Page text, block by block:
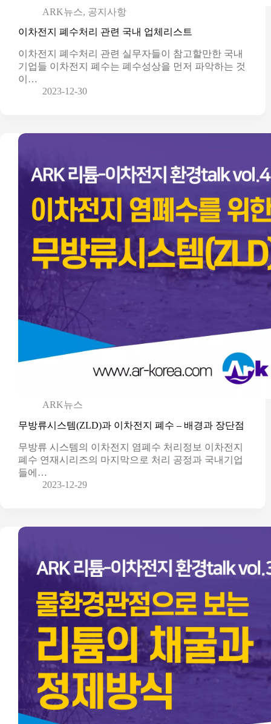
ARK뉴스, 공지사항
이차전지 폐수처리 관련 국내 업체리스트
이차전지 폐수처리 관련 실무자들이 참고할만한 국내
기업들 이차전지 폐수는 폐수성상을 먼저 파악하는 것
이…
2023-12-30
ARK뉴스
무방류시스템(ZLD)과 이차전지 폐수 – 배경과 장단점
무방류 시스템의 이차전지 염폐수 처리정보 이차전지
폐수 연재시리즈의 마지막으로 처리 공정과 국내기업
들에…
2023-12-29